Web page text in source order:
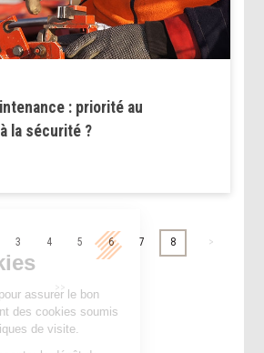
: priorité au
la sécurité ?
3 4 5 6 7 8 >